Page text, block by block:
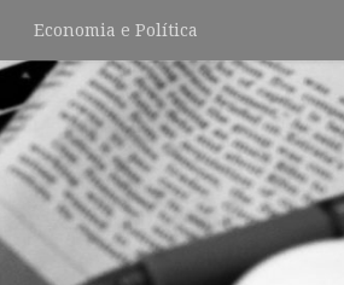
Economia e Política